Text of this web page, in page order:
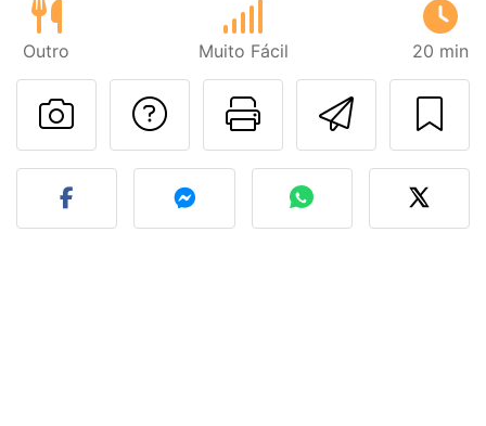
Outro Muito Fácil 20 min
Imprima
Falar com o autor
Fez esta receita?